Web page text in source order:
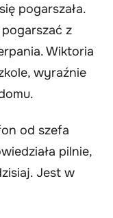
pogarszała.
z
Wiktoria
wyraźnie
od szefa
pilnie,
Jest w